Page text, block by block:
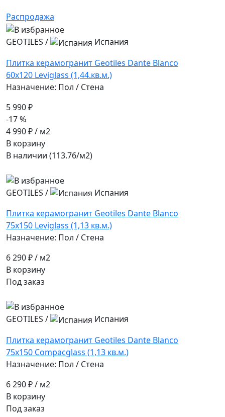
Распродажа
GEOTILES /
Испания
Плитка керамогранит Geotiles Dante Blanco
60x120 Leviglass (1,44.кв.м.)
Назначение: Пол / Стена
5 990 ₽
-17 %
4 990 ₽/ м2
В корзину
В наличии (113.76/м2)
GEOTILES /
Испания
Плитка керамогранит Geotiles Dante Blanco
75x150 Leviglass (1,13 кв.м.)
Назначение: Пол / Стена
6 290 ₽/ м2
В корзину
Под заказ
GEOTILES /
Испания
Плитка керамогранит Geotiles Dante Blanco
75x150 Compacglass (1,13 кв.м.)
Назначение: Пол / Стена
6 290 ₽/ м2
В корзину
Под заказ